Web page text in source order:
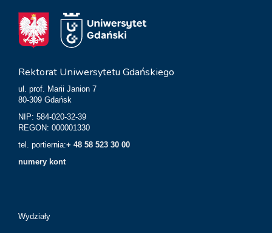
Rektorat Uniwersytetu Gdańskiego
ul. prof. Marii Janion 7
80-309 Gdańsk
NIP: 584-020-32-39
REGON: 000001330
tel. portiernia:+ 48 58 523 30 00
numery kont
Wydziały